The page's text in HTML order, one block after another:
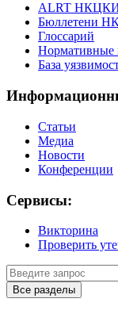
ALRT
Бюллетени
Глоссарий
Нормативные
База
Статьи
Медиа
Новости
Конференции
Сервисы:
Викторина
Проверить
Все разделы